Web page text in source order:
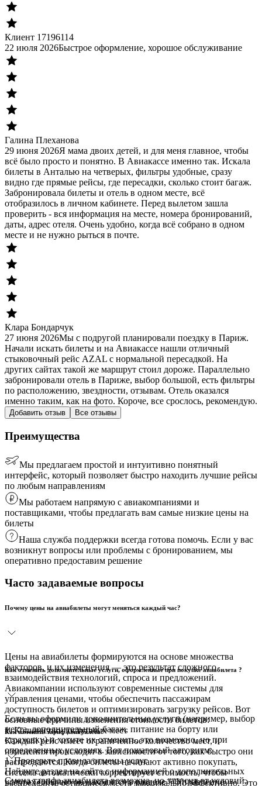
Клиент 17196114
22 июля 2026Быстрое оформление, хорошое обслуживание
Галина Плеханова
29 июня 2026Я мама двоих детей, и для меня главное, чтобы
всё было просто и понятно. В Авиакассе именно так. Искала
билеты в Анталью на четверых, фильтры удобные, сразу
видно где прямые рейсы, где пересадки, сколько стоит багаж.
Забронировала билеты и отель в одном месте, всё
отобразилось в личном кабинете. Перед вылетом зашла
проверить - вся информация на месте, номера бронирований,
даты, адрес отеля. Очень удобно, когда всё собрано в одном
месте и не нужно рыться в почте.
Клара Бондарчук
27 июня 2026Мы с подругой планировали поездку в Париж.
Начали искать билеты и на Авиакассе нашли отличный
стыковочный рейс AZAL с нормальной пересадкой. На
других сайтах такой же маршрут стоил дороже. Параллельно
забронировали отель в Париже, выбор большой, есть фильтры
по расположению, звездности, отзывам. Отель оказался
именно таким, как на фото. Короче, все срослось, рекомендую.
Добавить отзыв Все отзывы
Преимущества
Мы предлагаем простой и интуитивно понятный
интерфейс, который позволяет быстро находить лучшие рейсы
по любым направлениям
Мы работаем напрямую с авиакомпаниями и
поставщиками, чтобы предлагать вам самые низкие цены на
билеты
Наша служба поддержки всегда готова помочь. Если у вас
возникнут вопросы или проблемы с бронированием, мы
оперативно предоставим решение
Часто задаваемые вопросы
Почему цены на авиабилеты могут меняться каждый час?
Цены на авиабилеты формируются на основе множества
факторов, и их изменения — это результат сложного
взаимодействия технологий, спроса и предложений.
Авиакомпании используют современные системы для
управления ценами, чтобы обеспечить пассажирам
доступность билетов и оптимизировать загрузку рейсов. Вот
основные причины изменения стоимости билетов:
1. Количество доступных мест
Каждый рейс имеет ограниченное количество мест, и
изменения происходят в зависимости от того, как быстро они
распродаются. Когда билеты начинают активно покупать,
система автоматически корректирует стоимость, чтобы
распределить оставшиеся места максимально эффективно. Это
Как отменить дополнительные услуги, оформленные при покупке авиабилета ?
Если вы оформили дополнительные услуги (например, выбор
места, дополнительный багаж, питание на борту или
страховку) и хотите их отменить, это возможно, но при
определенных условиях. Вот пошаговый алгоритм:
1. Проверьте правила отмены услуг
Найдите раздел на сайте с информацией о дополнительных
услугах (обычно он находится в разделе ""Управление
Как изменить тариф авиабилета?
Смена тарифа авиабилета возможна, но зависит от условий,